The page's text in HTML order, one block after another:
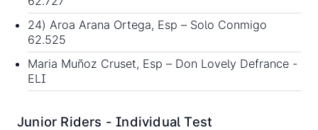
24) Aroa Arana Ortega, Esp – Solo Conmigo
62.525
Maria Muñoz Cruset, Esp – Don Lovely Defrance -
ELI
Junior Riders - Individual Test